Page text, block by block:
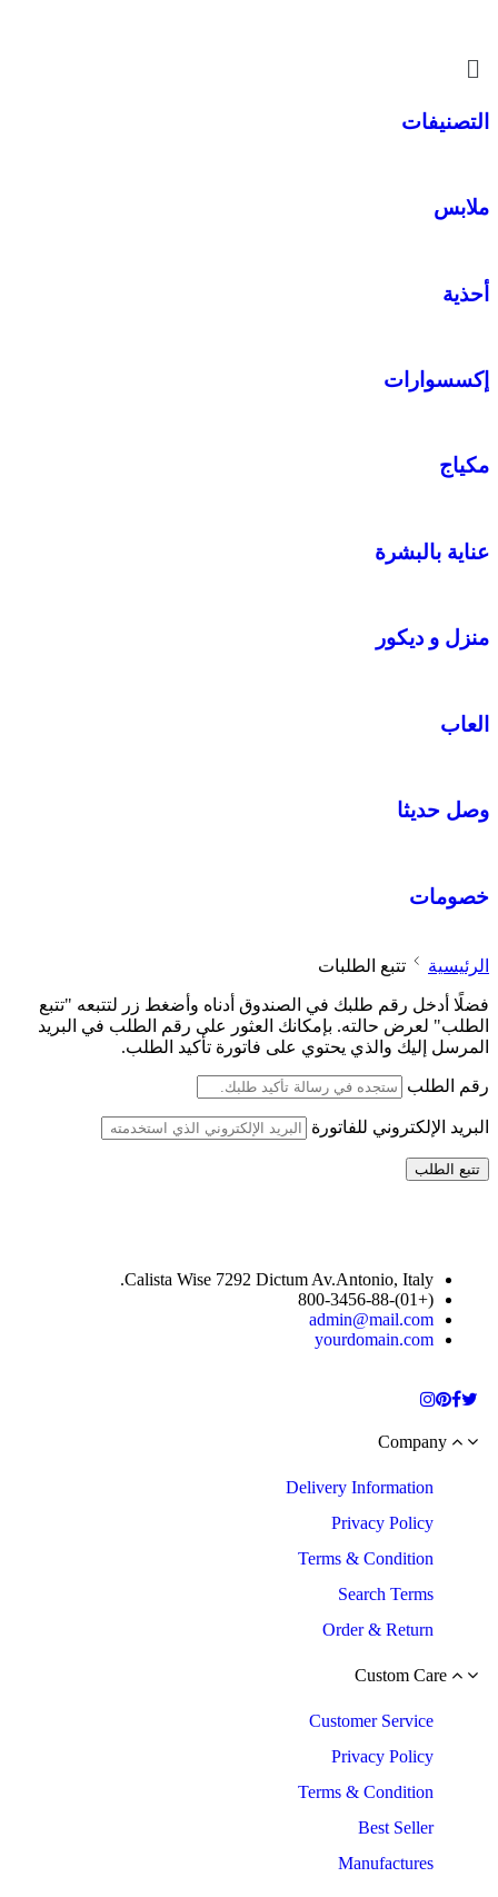
التصنيفات
ملابس
أحذية
إكسسوارات
مكياج
عناية بالبشرة
منزل و ديكور
العاب
وصل حديثا
خصومات
الرئيسية تتبع الطلبات
فضلًا أدخل رقم طلبك في الصندوق أدناه وأضغط زر لتتبعه "تتبع
الطلب" لعرض حالته. بإمكانك العثور على رقم الطلب في البريد
المرسل إليك والذي يحتوي على فاتورة تأكيد الطلب.
رقم الطلب
البريد الإلكتروني للفاتورة
تتبع الطلب
Calista Wise 7292 Dictum Av.Antonio, Italy.
(+01)-800-3456-88
admin@mail.com
yourdomain.com
Company
Delivery Information
Privacy Policy
Terms & Condition
Search Terms
Order & Return
Custom Care
Customer Service
Privacy Policy
Terms & Condition
Best Seller
Manufactures